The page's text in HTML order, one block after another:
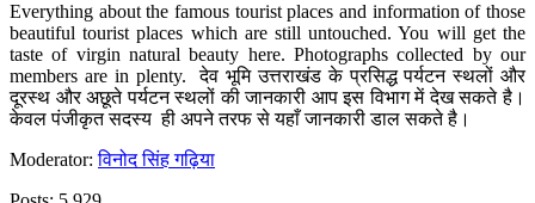
Everything about the famous tourist places and information of those
beautiful tourist places which are still untouched. You will get the
taste of virgin natural beauty here. Photographs collected by our
members are in plenty. देव भूमि उत्तराखंड के प्रसिद्ध पर्यटन स्थलों और
दूरस्थ और अछूते पर्यटन स्थलों की जानकारी आप इस विभाग में देख सकते है।
केवल पंजीकृत सदस्य ही अपने तरफ से यहाँ जानकारी डाल सकते है।
Moderator:विनोद सिंह गढ़िया